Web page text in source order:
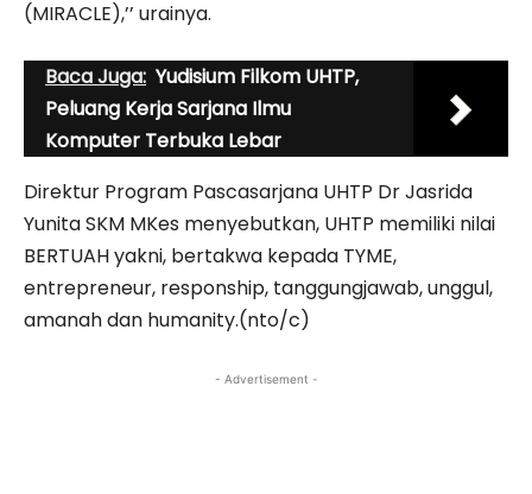
(MIRACLE),’’ urainya.
Baca Juga: Yudisium Filkom UHTP,
Peluang Kerja Sarjana Ilmu
Komputer Terbuka Lebar
Direktur Program Pascasarjana UHTP Dr Jasrida
Yunita SKM MKes menyebutkan, UHTP memiliki nilai
BERTUAH yakni, bertakwa kepada TYME,
entrepreneur, responship, tanggungjawab, unggul,
amanah dan humanity.(nto/c)
- Advertisement -